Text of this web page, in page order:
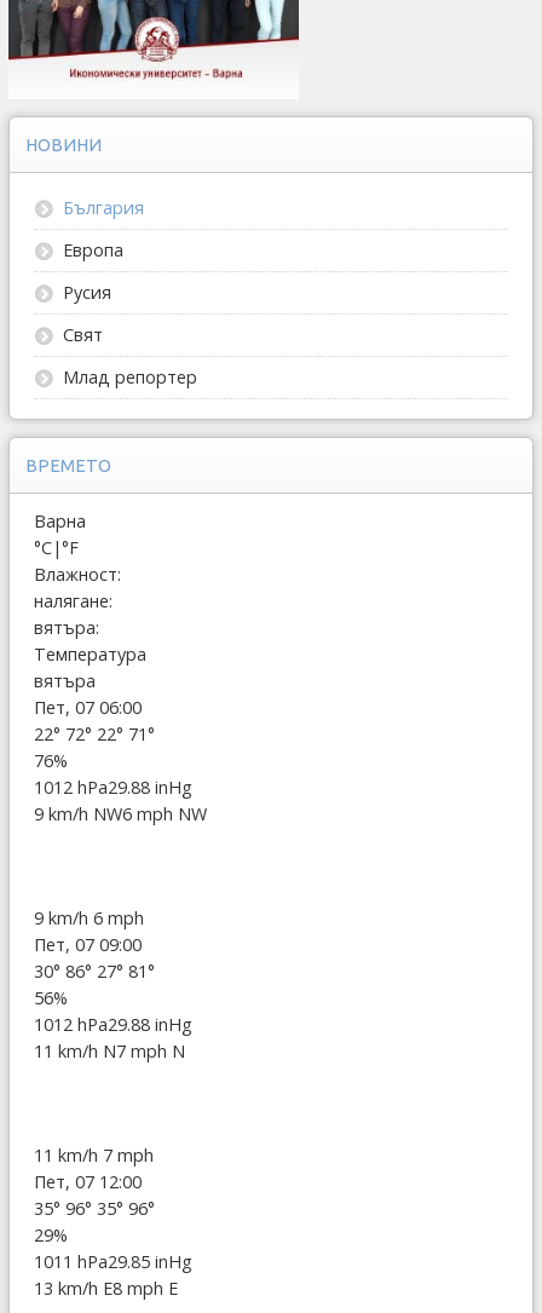
НОВИНИ
България
Европа
Русия
Свят
Млад репортер
ВРЕМЕТО
Варна
°C|°F
Влажност:
налягане:
вятъра:
Температура
вятъра
Пет, 07 06:00
22° 72° 22° 71°
76%
1012 hPa29.88 inHg
9 km/h NW6 mph NW
9 km/h 6 mph
Пет, 07 09:00
30° 86° 27° 81°
56%
1012 hPa29.88 inHg
11 km/h N7 mph N
11 km/h 7 mph
Пет, 07 12:00
35° 96° 35° 96°
29%
1011 hPa29.85 inHg
13 km/h E8 mph E